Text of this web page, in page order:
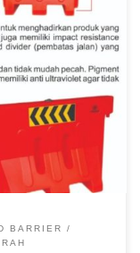
Barrier Jalan
TKDN
mengatur arus
proyek
road barrier
BARRIER